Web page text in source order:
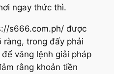
ngay thức thì.
s666.com.ph/ được
ràng, trong đấy phải
vâng lệnh giải pháp
rằng khoản tiền